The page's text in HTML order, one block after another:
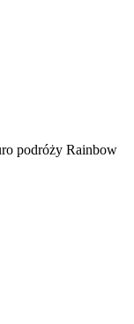
podróży Rainbow